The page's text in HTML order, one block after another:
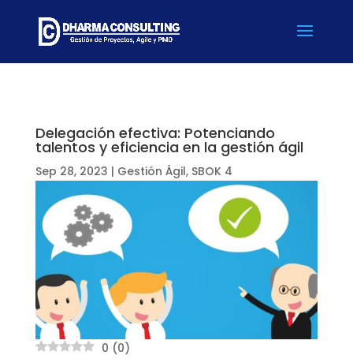
Delegación efectiva: Potenciando
talentos y eficiencia en la gestión ágil
Sep 28, 2023 | Gestión Ágil, SBOK 4
0 (0)